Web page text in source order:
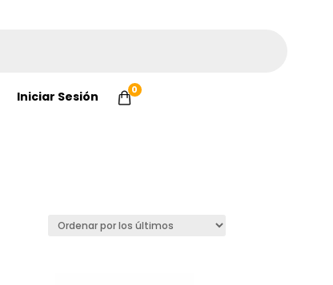
Iniciar Sesión 0